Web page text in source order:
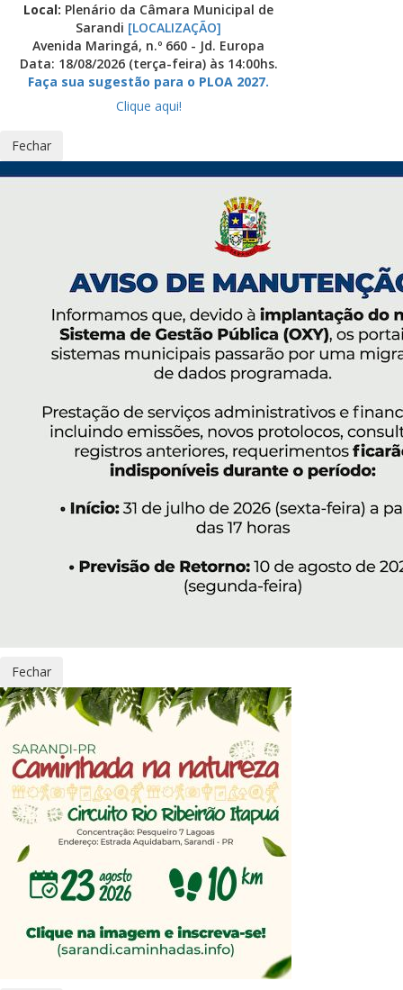
Local: Plenário da Câmara Municipal de
Sarandi [LOCALIZAÇÃO]
Avenida Maringá, n.º 660 - Jd. Europa
Data: 18/08/2026 (terça-feira) às 14:00hs.
Faça sua sugestão para o PLOA 2027.
Clique aqui!
Fechar
Fechar